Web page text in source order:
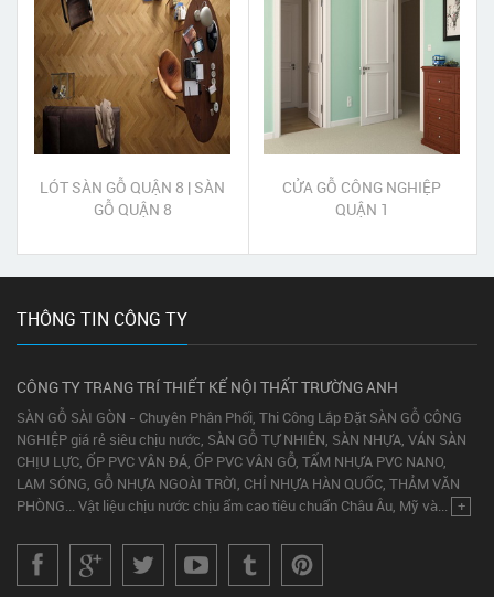
LÓT SÀN GỖ QUẬN 8 | SÀN
GỖ QUẬN 8
CỬA GỖ CÔNG NGHIỆP
QUẬN 1
THÔNG TIN CÔNG TY
CÔNG TY TRANG TRÍ THIẾT KẾ NỘI THẤT TRƯỜNG ANH
SÀN GỖ SÀI GÒN - Chuyên Phân Phối, Thi Công Lắp Đặt SÀN GỖ CÔNG
NGHIỆP giá rẻ siêu chịu nước, SÀN GỖ TỰ NHIÊN, SÀN NHỰA, VÁN SÀN
CHỊU LỰC, ỐP PVC VÂN ĐÁ, ỐP PVC VÂN GỖ, TẤM NHỰA PVC NANO,
LAM SÓNG, GỖ NHỰA NGOÀI TRỜI, CHỈ NHỰA HÀN QUỐC, THẢM VĂN
PHÒNG... Vật liệu chịu nước chịu ẩm cao tiêu chuẩn Châu Âu, Mỹ và... +